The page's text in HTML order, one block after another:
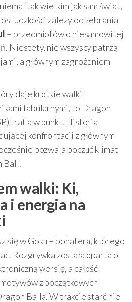
tak wielkim jak sam świat,
ludzkości zależy od zebrania
– przedmiotów o niesamowitej
Niestety, nie wszyscy patrzą
a głównym zagrożeniem
daje krótkie walki
fabularnymi, to Dragon
trafia w punkt. Historia
konfrontacji z głównym
pozwala poczuć klimat
Ball.
walki: Ki,
i energia na
się w Goku – bohatera, którego
Rozgrywka została oparta o
wersję, a całość
z początkowych
Balla. W trakcie starć nie